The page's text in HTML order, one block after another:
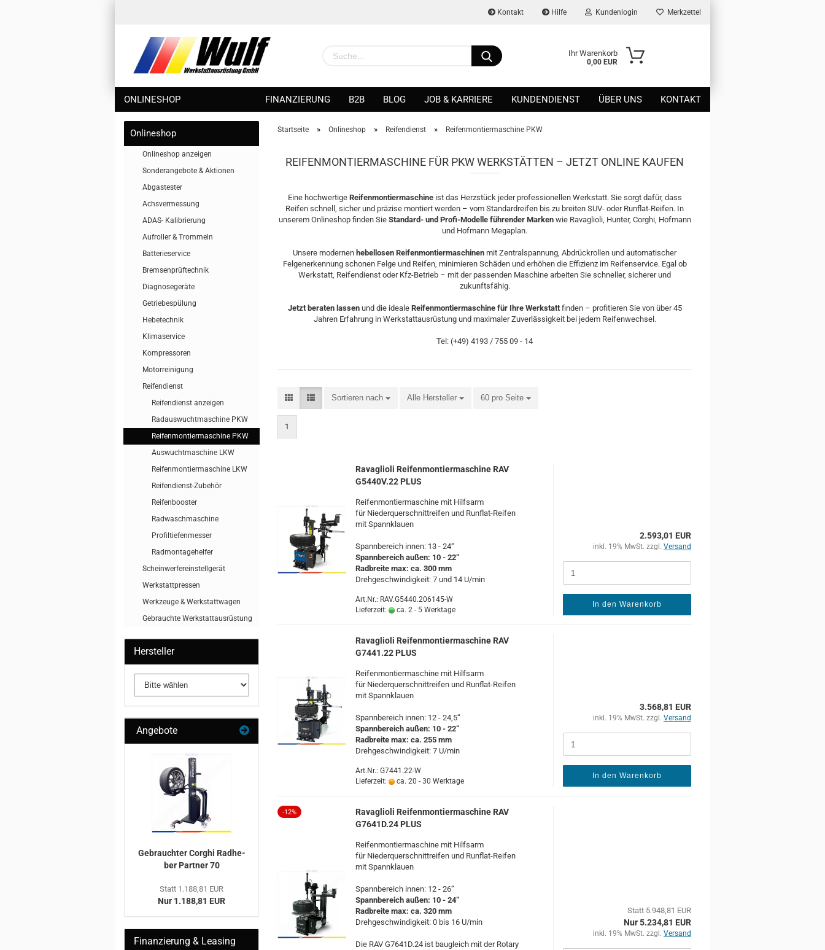
Kontakt Hilfe Kundenlogin
Passwort vergessen?
Merkzettel
Ihr Warenkorb
0,00 EUR
ONLINESHOP FINANZIERUNG B2B BLOG JOB & KARRIERE KUNDENDIENST ÜBER UNS KONTAKT
Startseite » Onlineshop » Reifendienst » Reifenmontiermaschine PKW
REIFENMONTIERMASCHINE FÜR PKW WERKSTÄTTEN – JETZT ONLINE KAUFEN
Eine hochwertige Reifenmontiermaschine ist das Herzstück jeder professionellen Werkstatt. Sie sorgt dafür, dass
Reifen schnell, sicher und präzise montiert werden – vom Standardreifen bis zu breiten SUV- oder Runflat-Reifen. In
unserem Onlineshop finden Sie Standard- und Profi-Modelle führender Markenwie Ravaglioli, Hunter, Corghi, Hofmann
und Hofmann Megaplan.
Unsere modernen hebellosen Reifenmontiermaschinen mit Zentralspannung, Abdrückrollen und automatischer
Felgenerkennung schonen Felge und Reifen, minimieren Schäden und erhöhen die Effizienz im Reifenservice. Egal ob
Werkstatt, Reifendienst oder Kfz-Betrieb – mit der passenden Maschine arbeiten Sie schneller, sicherer und
zukunftsfähig.
Jetzt beraten lassenund die ideale Reifenmontiermaschine für Ihre Werkstattfinden – profitieren Sie von über 45
Jahren Erfahrung in Werkstattausrüstung und maximaler Zuverlässigkeit bei jedem Reifenwechsel.
Tel: (+49) 4193 / 755 09 - 14
Sortieren nach Alle Hersteller 60 pro Seite
1
Ra­vaglio­li Rei­fen­mon­tier­ma­schi­ne RAV
G5440V.22 PLUS
Rei­fen­mon­tier­ma­schi­ne mit Hilfs­arm
für Nie­der­quer­schnitt­rei­fen und Runflat-​Reifen
mit Spann­klau­en
Spann­be­reich innen: 13 - 24“
Spann­be­reich außen: 10 - 22“
Rad­brei­te max: ca. 300 mm
Dreh­ge­schwin­dig­keit: 7 und 14 U/min
Art.Nr.: RAV.G5440.206145-W
Lieferzeit:
ca. 2 - 5 Werktage
2.593,01 EUR
inkl. 19% MwSt. zzgl. Versand
In den Warenkorb
Ra­vaglio­li Rei­fen­mon­tier­ma­schi­ne RAV
G7441.22 PLUS
Rei­fen­mon­tier­ma­schi­ne mit Hilfs­arm
für Nie­der­quer­schnitt­rei­fen und Runflat-​Reifen
mit Spann­klau­en
Spann­be­reich innen: 12 - 24,5“
Spann­be­reich außen: 10 - 22“
Rad­brei­te max: ca. 255 mm
Dreh­ge­schwin­dig­keit: 7 U/min
Art.Nr.: G7441.22-W
Lieferzeit:
ca. 20 - 30 Werktage
3.568,81 EUR
inkl. 19% MwSt. zzgl. Versand
In den Warenkorb
-12%
Ra­vaglio­li Rei­fen­mon­tier­ma­schi­ne RAV
G7641D.24 PLUS
Rei­fen­mon­tier­ma­schi­ne mit Hilfs­arm
für Nie­der­quer­schnitt­rei­fen und Runflat-​​Rei­fen
mit Spann­klau­en
Spann­be­reich innen: 12 - 26“
Spann­be­reich außen: 10 - 24“
Rad­brei­te max: ca. 320 mm
Dreh­ge­schwin­dig­keit: 0 bis 16 U/min
Die RAV G7641D.24 ist bau­gleich mit der Ro­ta­ry
Statt 5.948,81 EUR
Nur 5.234,81 EUR
inkl. 19% MwSt. zzgl. Versand
Onlineshop
Onlineshop anzeigen
Sonderangebote & Aktionen
Abgastester
Achsvermessung
ADAS- Kalibrierung
Aufroller & Trommeln
Batterieservice
Bremsenprüftechnik
Diagnosegeräte
Getriebespülung
Hebetechnik
Klimaservice
Kompressoren
Motorreinigung
Reifendienst
Reifendienst anzeigen
Radauswuchtmaschine PKW
Reifenmontiermaschine PKW
Auswuchtmaschine LKW
Reifenmontiermaschine LKW
Reifendienst-Zubehör
Reifenbooster
Radwaschmaschine
Profiltiefenmesser
Radmontagehelfer
Scheinwerfereinstellgerät
Werkstattpressen
Werkzeuge & Werkstattwagen
Gebrauchte Werkstattausrüstung
Hersteller
Angebote
Ge­brauch­ter Cor­ghi Rad­he­
ber Part­ner 70
Statt 1.188,81 EUR
Nur 1.188,81 EUR
Finanzierung & Leasing